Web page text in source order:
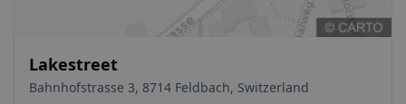
Lakestreet
Bahnhofstrasse 3, 8714 Feldbach, Switzerland